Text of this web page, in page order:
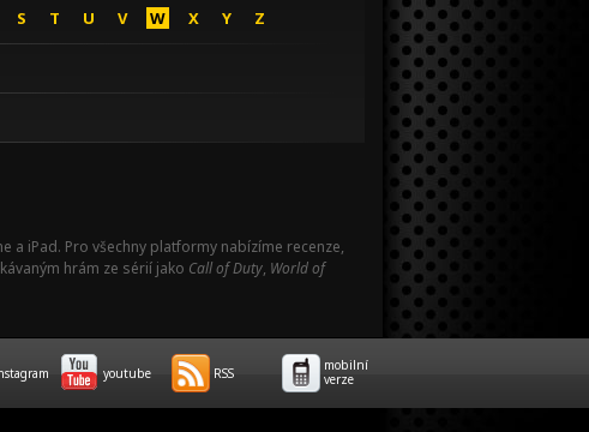
S T U V W X Y Z
a iPad. Pro všechny platformy nabízíme recenze,
hrám ze sérií jako Call of Duty, World of
youtube RSS
mobilní
verze